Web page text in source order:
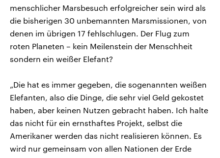
menschlicher Marsbesuch erfolgreicher sein wird als
die bisherigen 30 unbemannten Marsmissionen, von
denen im übrigen 17 fehlschlugen. Der Flug zum
roten Planeten – kein Meilenstein der Menschheit
sondern ein weißer Elefant?
„Die hat es immer gegeben, die sogenannten weißen
Elefanten, also die Dinge, die sehr viel Geld gekostet
haben, aber keinen Nutzen gebracht haben. Ich halte
das nicht für ein ernsthaftes Projekt, selbst die
Amerikaner werden das nicht realisieren können. Es
wird nur gemeinsam von allen Nationen der Erde